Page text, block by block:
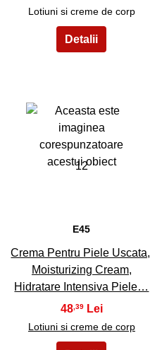
Lotiuni si creme de corp
12
E45
Crema Pentru Piele Uscata,
Moisturizing Cream,
Hidratare Intensiva Piele…
48,39
Lotiuni si creme de corp